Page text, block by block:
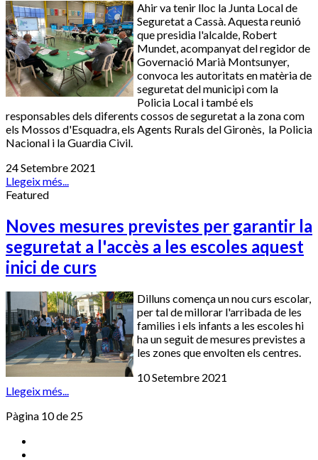
Ahir va tenir lloc la Junta Local de
Seguretat a Cassà. Aquesta reunió
que presidia l'alcalde, Robert
Mundet, acompanyat del regidor de
Governació Marià Montsunyer,
convoca les autoritats en matèria de
seguretat del municipi com la
Policia Local i també els
responsables dels diferents cossos de seguretat a la zona com
els Mossos d'Esquadra, els Agents Rurals del Gironès, la Policia
Nacional i la Guardia Civil.
24 Setembre 2021
Llegeix més...
Featured
Noves mesures previstes per garantir la
seguretat a l'accès a les escoles aquest
inici de curs
Dilluns comença un nou curs escolar,
per tal de millorar l'arribada de les
families i els infants a les escoles hi
ha un seguit de mesures previstes a
les zones que envolten els centres.
10 Setembre 2021
Llegeix més...
Pàgina 10 de 25